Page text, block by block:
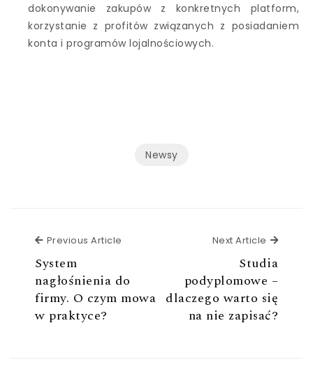
dokonywanie zakupów z konkretnych platform,
korzystanie z profitów związanych z posiadaniem
konta i programów lojalnościowych.
Newsy
Previous Article
System
nagłośnienia do
firmy. O czym mowa
w praktyce?
Next Article Next
Studia
podyplomowe –
dlaczego warto się
na nie zapisać?